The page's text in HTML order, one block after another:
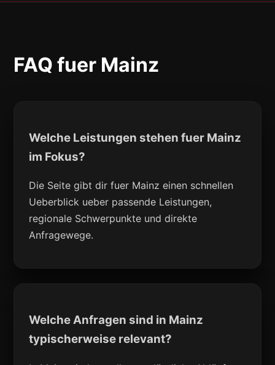
FAQ fuer Mainz
Welche Leistungen stehen fuer Mainz
im Fokus?
Die Seite gibt dir fuer Mainz einen schnellen
Ueberblick ueber passende Leistungen,
regionale Schwerpunkte und direkte
Anfragewege.
Welche Anfragen sind in Mainz
typischerweise relevant?